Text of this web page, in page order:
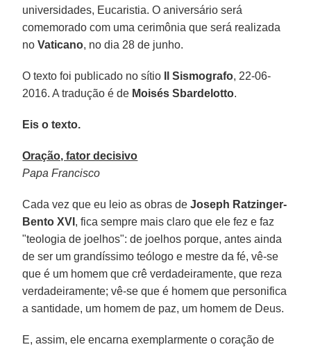
universidades, Eucaristia. O aniversário será
comemorado com uma cerimônia que será realizada
noVaticano, no dia 28 de junho.
O texto foi publicado no sítio Il Sismografo, 22-06-
2016. A tradução é de Moisés Sbardelotto.
Eis o texto.
Oração, fator decisivo
Papa Francisco
Cada vez que eu leio as obras deJoseph Ratzinger-
Bento XVI , fica sempre mais claro que ele fez e faz
"teologia de joelhos": de joelhos porque, antes ainda
de ser um grandíssimo teólogo e mestre da fé, vê-se
que é um homem que crê verdadeiramente, que reza
verdadeiramente; vê-se que é homem que personifica
a santidade, um homem de paz, um homem de Deus.
E, assim, ele encarna exemplarmente o coração de